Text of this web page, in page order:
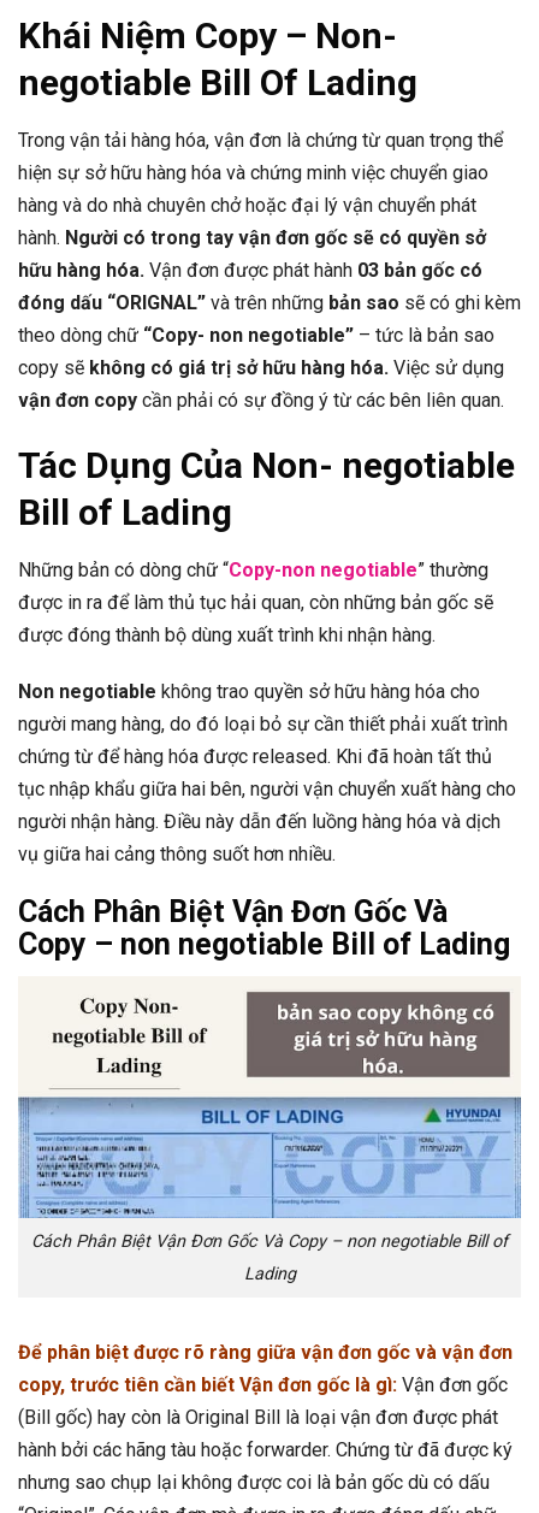
Khái Niệm Copy – Non-
negotiable Bill Of Lading
Trong vận tải hàng hóa, vận đơn là chứng từ quan trọng thể
hiện sự sở hữu hàng hóa và chứng minh việc chuyển giao
hàng và do nhà chuyên chở hoặc đại lý vận chuyển phát
hành. Người có trong tay vận đơn gốc sẽ có quyền sở
hữu hàng hóa. Vận đơn được phát hành 03 bản gốc có
đóng dấu “ORIGNAL” và trên những bản sao sẽ có ghi kèm
theo dòng chữ “Copy- non negotiable” – tức là bản sao
copy sẽ không có giá trị sở hữu hàng hóa. Việc sử dụng
vận đơn copy cần phải có sự đồng ý từ các bên liên quan.
Tác Dụng Của Non- negotiable
Bill of Lading
Những bản có dòng chữ “Copy-non negotiable” thường
được in ra để làm thủ tục hải quan, còn những bản gốc sẽ
được đóng thành bộ dùng xuất trình khi nhận hàng.
Non negotiable không trao quyền sở hữu hàng hóa cho
người mang hàng, do đó loại bỏ sự cần thiết phải xuất trình
chứng từ để hàng hóa được released. Khi đã hoàn tất thủ
tục nhập khẩu giữa hai bên, người vận chuyển xuất hàng cho
người nhận hàng. Điều này dẫn đến luồng hàng hóa và dịch
vụ giữa hai cảng thông suốt hơn nhiều.
Cách Phân Biệt Vận Đơn Gốc Và
Copy – non negotiable Bill of Lading
Cách Phân Biệt Vận Đơn Gốc Và Copy – non negotiable Bill of
Lading
Để phân biệt được rõ ràng giữa vận đơn gốc và vận đơn
copy, trước tiên cần biết Vận đơn gốc là gì: Vận đơn gốc
(Bill gốc) hay còn là Original Bill là loại vận đơn được phát
hành bởi các hãng tàu hoặc forwarder. Chứng từ đã được ký
nhưng sao chụp lại không được coi là bản gốc dù có dấu